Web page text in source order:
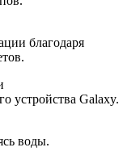
благодаря
устройства Galaxy.
воды.